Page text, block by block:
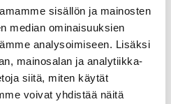
sisällön ja mainosten
median ominaisuuksien
analysoimiseen. Lisäksi
mainosalan ja analytiikka-
siitä, miten käytät
voivat yhdistää näitä
kiinnike
kiinnike
, törmäyslistat ja kansikate
ja ikkunalistat